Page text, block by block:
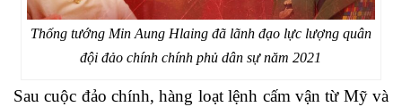
Thống tướng Min Aung Hlaing đã lãnh đạo lực lượng quân
đội đảo chính chính phủ dân sự năm 2021
Sau cuộc đảo chính, hàng loạt lệnh cấm vận từ Mỹ và